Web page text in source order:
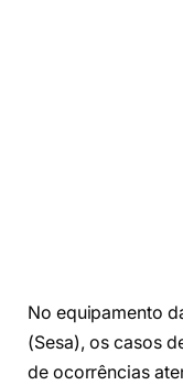
No equipamento
(Sesa), os casos
de ocorrências